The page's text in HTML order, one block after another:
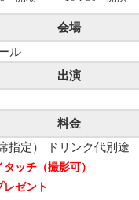
会場
ル
出演
料金
指定） ドリンク代別途
タッチ（撮影可）
レゼント